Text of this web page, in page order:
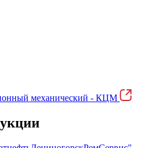
механический - КЦМ